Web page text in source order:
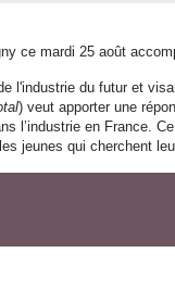
ce mardi 25 août
l'industrie du futur et
) veut apporter une
l’industrie en France.
jeunes qui cherchent